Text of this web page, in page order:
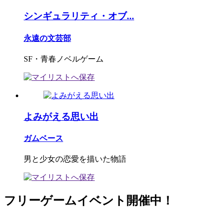
シンギュラリティ・オブ...
永遠の文芸部
SF・青春ノベルゲーム
よみがえる思い出
ガムベース
男と少女の恋愛を描いた物語
フリーゲームイベント開催中！